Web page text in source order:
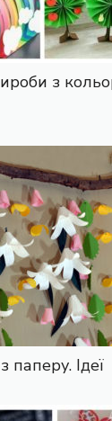
з
паперу. Ідеї